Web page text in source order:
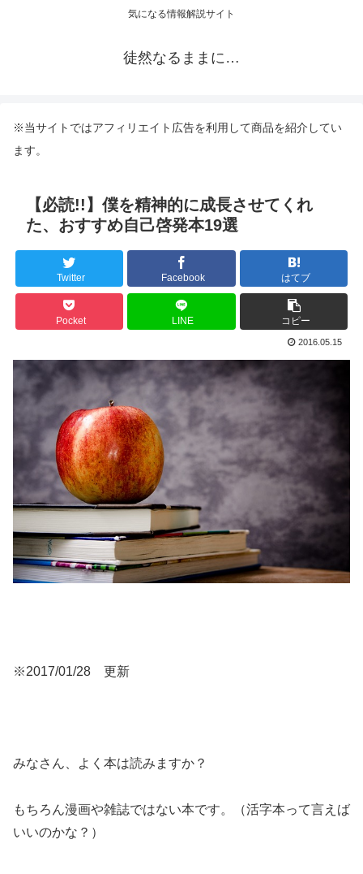
気になる情報解説サイト
徒然なるままに…
※当サイトではアフィリエイト広告を利用して商品を紹介してい
ます。
【必読!!】僕を精神的に成長させてくれ
た、おすすめ自己啓発本19選
Twitter Facebook はてブ
Pocket LINE コピー
2016.05.15
※2017/01/28 更新
みなさん、よく本は読みますか？
もちろん漫画や雑誌ではない本です。（活字本って言えば
いいのかな？）